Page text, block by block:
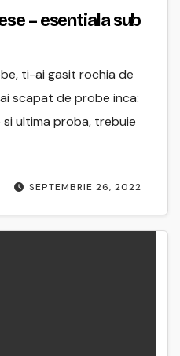
– esentiala sub
SEPTEMBRIE 26, 2022
ti-ai gasit rochia de
scapat de probe inca:
ultima proba, trebuie